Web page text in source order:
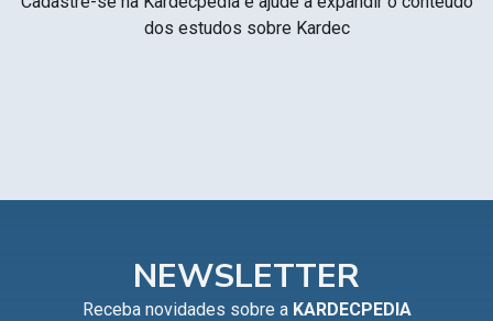
dos estudos sobre Kardec
NEWSLETTER
Receba novidades sobre a KARDECPEDIA